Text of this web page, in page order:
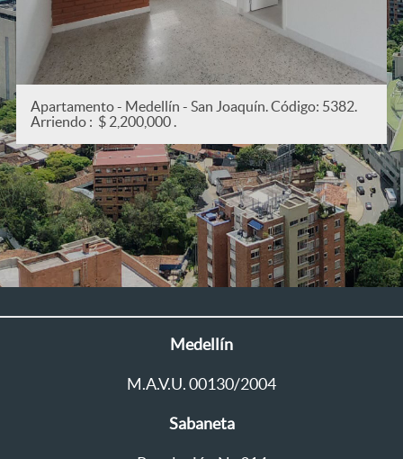
Apartamento - Medellín - San Joaquín. Código: 5382.
Arriendo : $ 2,200,000 .
Medellín
M.A.V.U. 00130/2004
Sabaneta